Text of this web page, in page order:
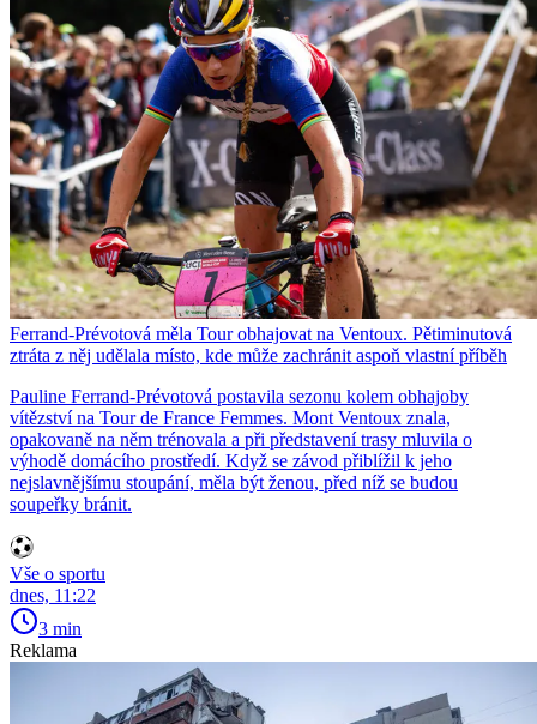
Ferrand-Prévotová měla Tour obhajovat na Ventoux. Pětiminutová
ztráta z něj udělala místo, kde může zachránit aspoň vlastní příběh
Pauline Ferrand-Prévotová postavila sezonu kolem obhajoby
vítězství na Tour de France Femmes. Mont Ventoux znala,
opakovaně na něm trénovala a při představení trasy mluvila o
výhodě domácího prostředí. Když se závod přiblížil k jeho
nejslavnějšímu stoupání, měla být ženou, před níž se budou
soupeřky bránit.
Vše o sportu
dnes, 11:22
3 min
Reklama